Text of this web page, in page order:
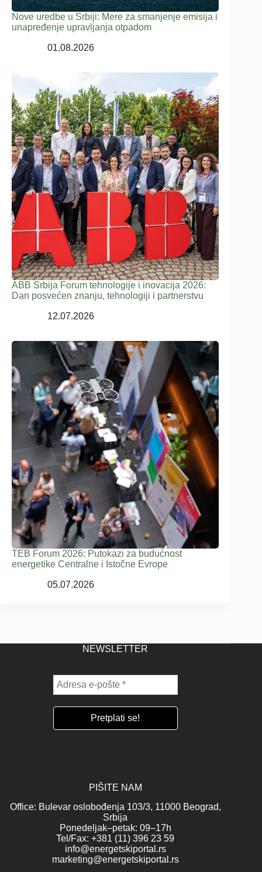
Nove uredbe u Srbiji: Mere za smanjenje emisija i
unapređenje upravljanja otpadom
01.08.2026
ABB Srbija Forum tehnologije i inovacija 2026:
Dan posvećen znanju, tehnologiji i partnerstvu
12.07.2026
TEB Forum 2026: Putokazi za budućnost
energetike Centralne i Istočne Evrope
05.07.2026
NEWSLETTER
PIŠITE NAM
Office: Bulevar oslobođenja 103/3, 11000 Beograd,
Srbija
Ponedeljak–petak: 09–17h
Tel/Fax: +381 (11) 396 23 59
info@energetskiportal.rs
marketing@energetskiportal.rs